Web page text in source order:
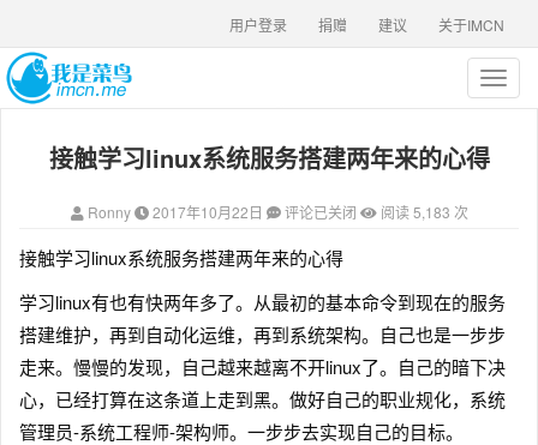
关于IMCN
建议
捐赠
用户登录
T
o
i
g
a
t
i
o
接触学习linux系统服务搭建两年来的心得
Ronny 2017年10月22日 评论已关闭 阅读 5,183 次
接触学习linux系统服务搭建两年来的心得
学习linux有也有快两年多了。从最初的基本命令到现在的服务
搭建维护，再到自动化运维，再到系统架构。自己也是一步步
走来。慢慢的发现，自己越来越离不开linux了。自己的暗下决
心，已经打算在这条道上走到黑。做好自己的职业规化，系统
管理员-系统工程师-架构师。一步步去实现自己的目标。